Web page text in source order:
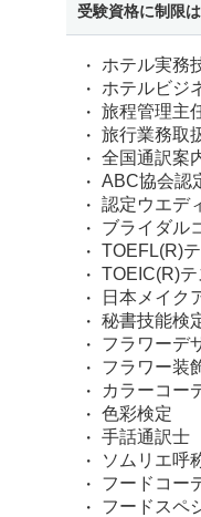
受験資格に制限
ホテル実務
ホテルビジ
旅程管理主
旅行業務取
全国通訳案
ABC協会認
認定ウエデ
ブライダル
TOEFL(R)
TOEIC(R)テ
日本メイク
秘書技能検
フラワーデ
フラワー装
カラーコー
色彩検定
手話通訳士
ソムリエ呼
フードコー
フードスペ